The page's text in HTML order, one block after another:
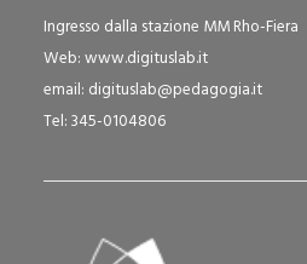
Ingresso dalla stazione MM Rho-Fiera
Web:www.digituslab.it
email: digituslab@pedagogia.it
Tel: 345-0104806